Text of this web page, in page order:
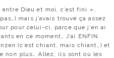
entre Dieu et moi, c’est fini »,
mais j’avais trouvé ça assez
pour celui-ci, parce que j’en ai
en ce moment… J’ai ENFIN
(c’est chiant, mais chiant…) et
non plus… Allez, ils sont où les